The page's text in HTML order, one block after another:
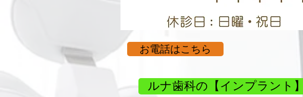
お電話はこちら
ルナ歯科の【インプラント】